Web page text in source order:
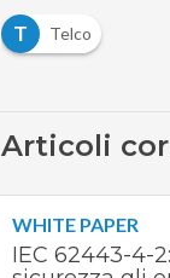
T
Telco
Articoli
WHITE PAPER
IEC 62443-4-